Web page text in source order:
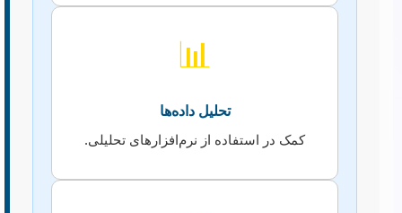
📊
تحلیل داده‌ها
کمک در استفاده از نرم‌افزارهای تحلیلی.